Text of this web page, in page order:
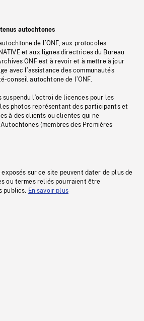
autochtones
de l’ONF, aux protocoles
et aux lignes directrices du Bureau
ONF est à revoir et à mettre à jour
avec l’assistance des communautés
conseil autochtone de l’ONF.
suspendu l’octroi de licences pour les
photos représentant des participants et
à des clients ou clientes qui ne
(membres des Premières
sur ce site peuvent dater de plus de
ou termes reliés pourraient être
publics. En savoir plus